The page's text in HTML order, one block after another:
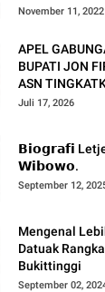
November 11, 2022
APEL
BUPATI JON
ASN
PELAYANAN
Juli 17, 2026
𝗕𝗶𝗼𝗴𝗿𝗮𝗳𝗶
𝗪𝗶𝗯𝗼𝘄𝗼.
September 12,
Mengenal
Datuak
Bukittinggi
September 02,